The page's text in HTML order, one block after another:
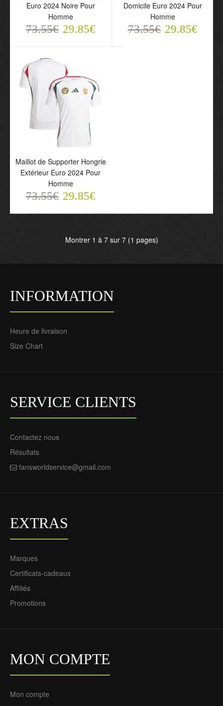
Maillot de Gardien
Hongrie Euro 2024 Noire
Pour Homme
73.55€
Maillot de Supporter
Hongrie Domicile Euro
2024 Pour Homme
Maillot de Supporter
Hongrie Extérieur Euro
2024 Pour Homme
73.55€ 29.85€
Euro 2024 Noire Pour
Homme
73.55€ 29.85€
Domicile Euro 2024 Pour
Homme
73.55€ 29.85€
Maillot de Supporter Hongrie
Extérieur Euro 2024 Pour
Homme
73.55€ 29.85€
Montrer 1 à 7 sur 7 (1 pages)
INFORMATION
Heure de livraison
Size Chart
SERVICE CLIENTS
Contactez nous
Résultats
fansworldservice@gmail.com
EXTRAS
Marques
Certificats-cadeaux
Affiliés
Promotions
MON COMPTE
Mon compte